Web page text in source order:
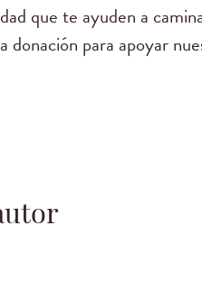
que te ayuden a
donación para apoyar